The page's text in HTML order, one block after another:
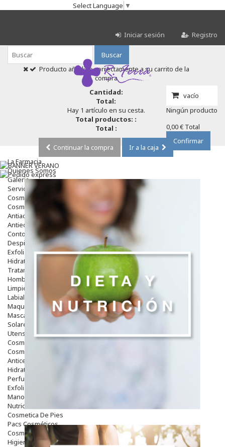
Select Language ▼
Iniciar sesión Registro
Buscar
vacío
Ningún producto
0,00 € Total
Confirmar
Producto añadido correctamente a su carrito de la
compra
Cantidad:
Total:
Hay 1 artículo en su cesta.
Total productos: :
Total :
Continuar la compra
Ir a la caja
La Farmacia
Quienes Somos
Galeria
Servicios
Cosmética
Cosmética Facial
Antiacné
Antiedad
Contorno De Ojos
Despigmentantes
Exfoliantes
Hidratantes
Tratamientos De Noche
Hombre
Limpieza
Labiales
Maquillajes Y Color
Mascarillas
Solares
Utensilios
Cosmética Capilar
Cosmética Corporal
Anticelulíticos
Hidratantes Corporales
Perfumes Y Colonias
Exfoliantes Corporales
Manos Y Uñas
Nutricosmética
Cosmetica De Pies
Pacs Cosméticos
Cosmetica Facial Piel Sensible
Higiene